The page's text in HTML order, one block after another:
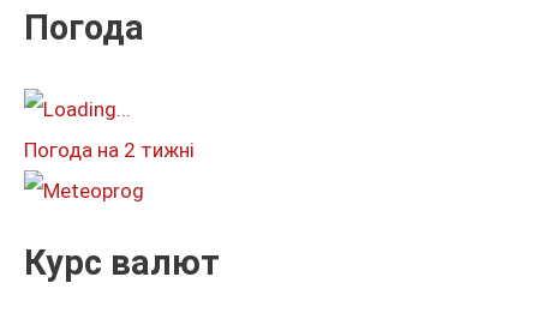
к
т
:
Погода
Погода на 2 тижні
Курс валют